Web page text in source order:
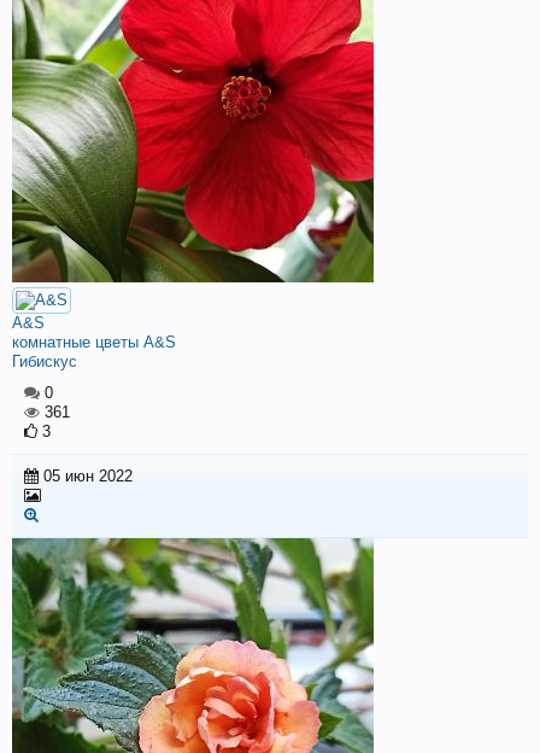
A&S
комнатные цветы A&S
Гибискус
0
361
3
05 июн 2022